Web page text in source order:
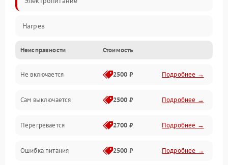
Нагрев
Неисправности Стоимость
Не включается 2500 ₽ Подробнее →
Сам выключается 2500 ₽ Подробнее →
Перегревается 2700 ₽ Подробнее →
Ошибка питания 2500 ₽ Подробнее →